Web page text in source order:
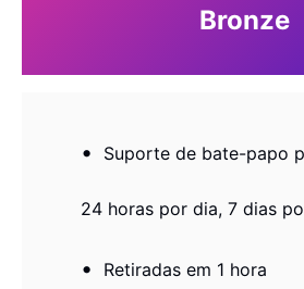
Bronze
Suporte de bate-papo
24 horas por dia, 7 dias
Retiradas em 1 hora